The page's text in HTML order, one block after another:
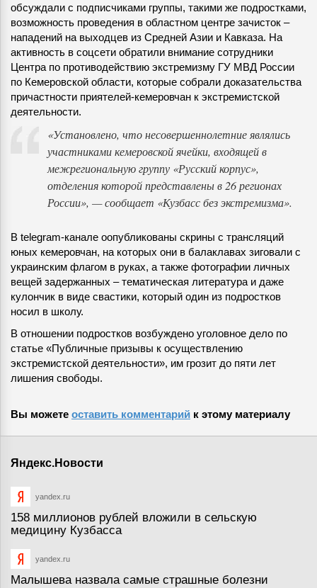
обсуждали с подписчиками группы, такими же подростками,
возможность проведения в областном центре зачисток –
нападений на выходцев из Средней Азии и Кавказа. На
активность в соцсети обратили внимание сотрудники
Центра по противодействию экстремизму ГУ МВД России
по Кемеровской области, которые собрали доказательства
причастности приятелей-кемеровчан к экстремистской
деятельности.
«Установлено, что несовершеннолетние являлись
участниками кемеровской ячейки, входящей в
межрегиональную группу «Русский корпус»,
отделения которой представлены в 26 регионах
России», — сообщает «Кузбасс без экстремизма».
В telegram-канале оопубликованы скрины с трансляций
юных кемеровчан, на которых они в балаклавах зиговали с
украинским флагом в руках, а также фотографии личных
вещей задержанных – тематическая литература и даже
кулончик в виде свастики, который один из подростков
носил в школу.
В отношении подростков возбуждено уголовное дело по
статье «Публичные призывы к осуществлению
экстремистской деятельности», им грозит до пяти лет
лишения свободы.
Вы можете оставить комментарий к этому материалу
Яндекс.Новости
yandex.ru
158 миллионов рублей вложили в сельскую
медицину Кузбасса
yandex.ru
Малышева назвала самые страшные болезни